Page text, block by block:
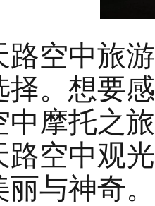
路空中旅
择。想要
中摩托之
路空中观
与神奇。